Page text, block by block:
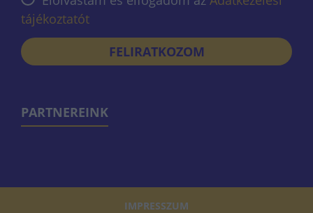
tájékoztatót
FELIRATKOZOM
PARTNEREINK
IMPRESSZUM